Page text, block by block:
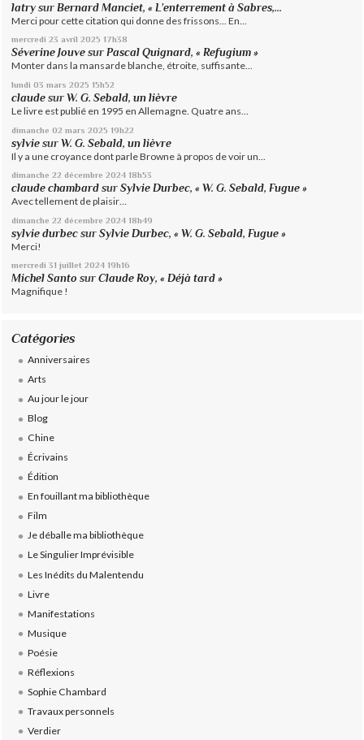
latry surBernard Manciet, « L’enterrement à Sabres,...
Merci pour cette citation qui donne des frissons... En...
mercredi 23 avril 2025 17h38
Séverine Jouve surPascal Quignard, « Refugium »
Monter dans la mansarde blanche, étroite, suffisante...
lundi 03 mars 2025 15h52
claude surW. G. Sebald, un lièvre
Le livre est publié en 1995 en Allemagne. Quatre ans...
dimanche 02 mars 2025 19h22
sylvie surW. G. Sebald, un lièvre
Il y a une croyance dont parle Browne à propos de voir un...
dimanche 22 décembre 2024 18h53
claude chambard surSylvie Durbec, « W. G. Sebald, Fugue »
Avec tellement de plaisir…
dimanche 22 décembre 2024 18h49
sylvie durbec surSylvie Durbec, « W. G. Sebald, Fugue »
Merci!
mercredi 31 juillet 2024 19h16
Michel Santo surClaude Roy, « Déjà tard »
Magnifique !
Catégories
Anniversaires
Arts
Au jour le jour
Blog
Chine
Écrivains
Édition
En fouillant ma bibliothèque
Film
Je déballe ma bibliothèque
Le Singulier Imprévisible
Les Inédits du Malentendu
Livre
Manifestations
Musique
Poésie
Réflexions
Sophie Chambard
Travaux personnels
Verdier